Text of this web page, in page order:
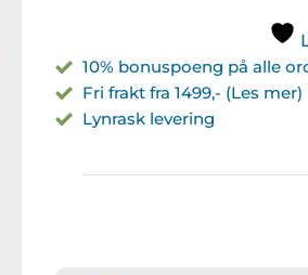
10% bonuspoeng på alle
Fri frakt fra 1499,- (Les mer)
Lynrask levering